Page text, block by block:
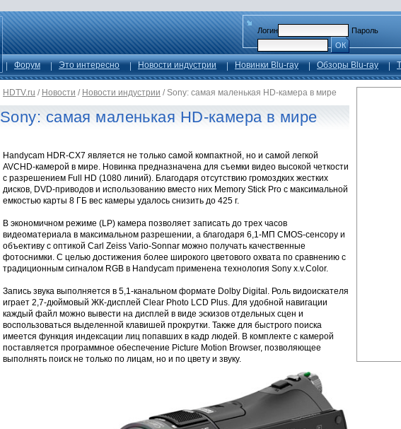
Логин
Пароль
ОК
Форум Это интересно Новости индустрии Новинки Blu-ray Обзоры Blu-ray
HDTV.ru / Новости / Новости индустрии / Sony: самая маленькая HD-камера в мире
Sony: самая маленькая HD-камера в мире
Handycam HDR-CX7 является не только самой компактной, но и самой легкой
AVCHD-камерой в мире. Новинка предназначена для съемки видео высокой четкости
с разрешением Full HD (1080 линий). Благодаря отсутствию громоздких жестких
дисков, DVD-приводов и использованию вместо них Memory Stick Pro с максимальной
емкостью карты 8 ГБ вес камеры удалось снизить до 425 г.
В экономичном режиме (LP) камера позволяет записать до трех часов
видеоматериала в максимальном разрешении, а благодаря 6,1-МП CMOS-сенсору и
объективу с оптикой Carl Zeiss Vario-Sonnar можно получать качественные
фотоснимки. С целью достижения более широкого цветового охвата по сравнению с
традиционным сигналом RGB в Handycam применена технология Sony x.v.Color.
Запись звука выполняется в 5,1-канальном формате Dolby Digital. Роль видоискателя
играет 2,7-дюймовый ЖК-дисплей Clear Photo LCD Plus. Для удобной навигации
каждый файл можно вывести на дисплей в виде эскизов отдельных сцен и
воспользоваться выделенной клавишей прокрутки. Также для быстрого поиска
имеется функция индексации лиц попавших в кадр людей. В комплекте с камерой
поставляется программное обеспечение Picture Motion Browser, позволяющее
выполнять поиск не только по лицам, но и по цвету и звуку.